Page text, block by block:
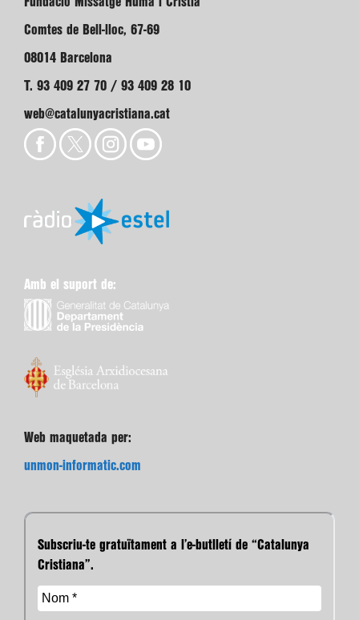
Comtes de Bell-lloc, 67-69
08014 Barcelona
T. 93 409 27 70 / 93 409 28 10
web@catalunyacristiana.cat
Amb el suport de:
Web maquetada per:
unmon-informatic.com
Subscriu-te gratuïtament a l’e-butlletí de “Catalunya
Cristiana”.